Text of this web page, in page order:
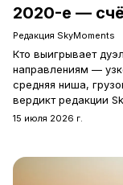
2020-е —
Редакция SkyMoments
Кто выигрывает
направлениям —
средняя ниша,
вердикт редакции
15 июля 2026 г.